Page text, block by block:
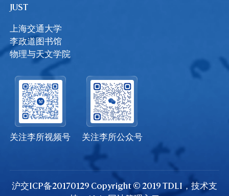
JUST
上海交通大学
李政道图书馆
物理与天文学院
关注李所视频号 关注李所公众号
沪交ICP备20170129 Copyright © 2019 TDLI，技术支